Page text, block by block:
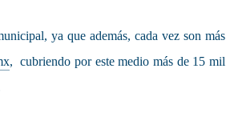
ya que además, cada vez son más
, cubriendo por este medio más de 15 mil